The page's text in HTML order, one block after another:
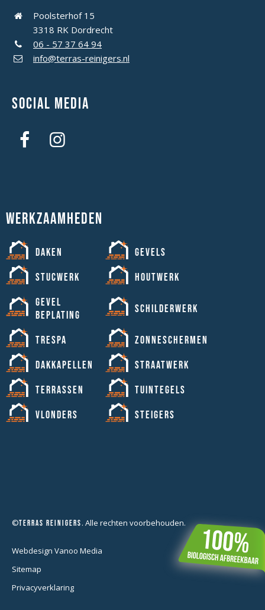
Poolsterhof 15
3318 RK Dordrecht
06 - 57 37 64 94
info@terras-reinigers.nl
Social media
Werkzaamheden
Daken
Gevels
Stucwerk
Houtwerk
Gevel
beplating
Schilderwerk
Trespa
Zonneschermen
Dakkapellen
Straatwerk
Terrassen
Tuintegels
Vlonders
Steigers
©Terras Reinigers. Alle rechten voorbehouden.
Webdesign Vanoo Media
Sitemap
Privacyverklaring